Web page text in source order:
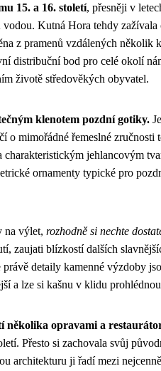
15. a 16. století, přesněji v
vodou. Kutná Hora tehdy
z pramenů vzdálených
distribuční bod pro celé okolí
životě středověkých obyvatel.
klenotem pozdní gotiky.
o mimořádné řemeslné
charakteristickým jehlancovým
ornamenty typické pro
na výlet, rozhodně si nechte
zaujati blízkostí dalších
detaily kamenné výzdoby
a lze si kašnu v klidu
několika opravami a
Přesto si zachovala svůj
architekturu ji řadí mezi